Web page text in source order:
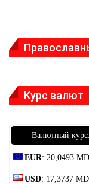
Курс валют
Bалютный
EUR: 20,0493
USD: 17,3737